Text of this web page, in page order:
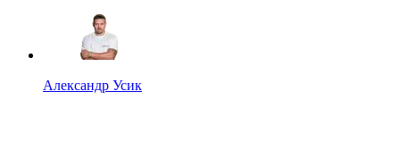
Александр Усик